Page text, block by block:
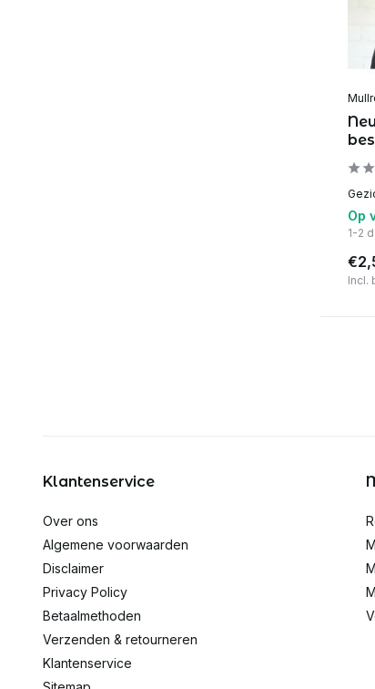
Op
1-2
Incl.
Klantenservice
Over ons
Algemene voorwaarden
Disclaimer
Privacy Policy
Betaalmethoden
Verzenden & retourneren
Klantenservice